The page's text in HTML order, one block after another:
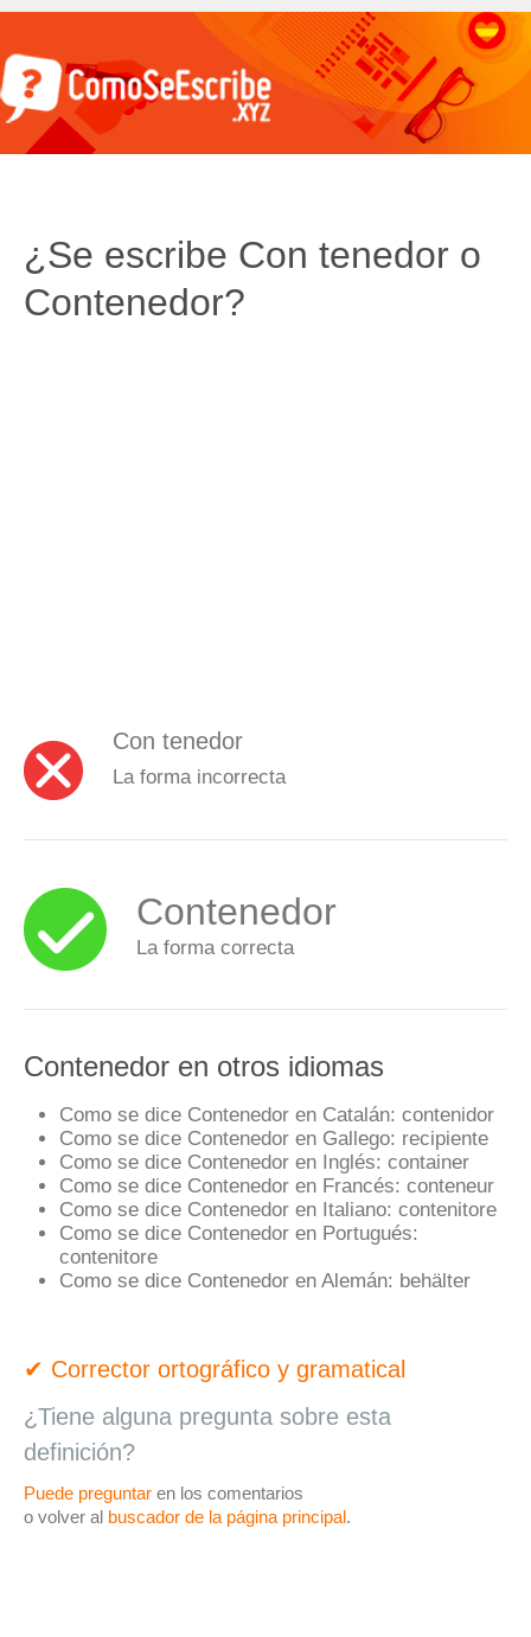
¿Se escribe Con tenedor o
Contenedor?
Con tenedor
La forma incorrecta
Contenedor
La forma correcta
Contenedor en otros idiomas
Como se dice Contenedor en Catalán: contenidor
Como se dice Contenedor en Gallego: recipiente
Como se dice Contenedor en Inglés: container
Como se dice Contenedor en Francés: conteneur
Como se dice Contenedor en Italiano: contenitore
Como se dice Contenedor en Portugués:
contenitore
Como se dice Contenedor en Alemán: behälter
✔ Corrector ortográfico y gramatical
¿Tiene alguna pregunta sobre esta
definición?
Puede preguntar en los comentarios
o volver al buscador de la página principal.